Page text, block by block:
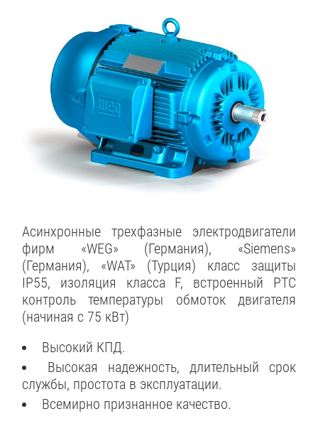
Асинхронные трехфазные электродвигатели
фирм «WEG» (Германия), «Siemens»
(Германия), «WAT» (Турция) класс защиты
IP55, изоляция класса F, встроенный РТС
контроль температуры обмоток двигателя
(начиная с 75 кВт)
Высокий КПД.
Высокая надежность, длительный срок
службы, простота в эксплуатации.
Всемирно признанное качество.